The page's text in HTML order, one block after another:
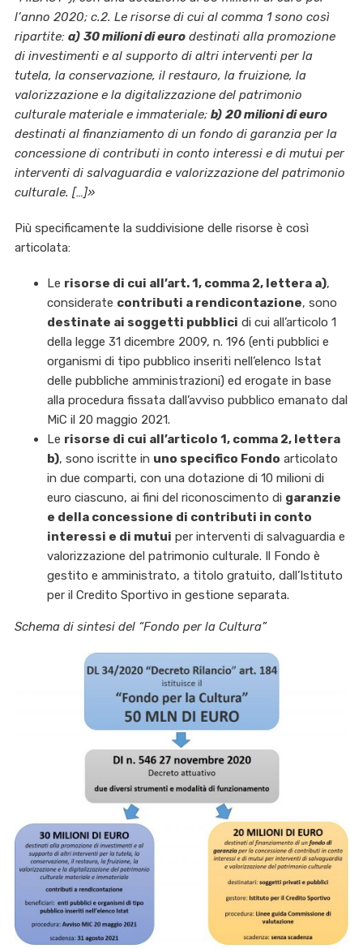
l’anno 2020; c.2. Le risorse di cui al comma 1 sono così
ripartite: a) 30 milioni di eurodestinati alla promozione
di investimenti e al supporto di altri interventi per la
tutela, la conservazione, il restauro, la fruizione, la
valorizzazione e la digitalizzazione del patrimonio
culturale materiale e immateriale; b) 20 milioni di euro
destinati al finanziamento di un fondo di garanzia per la
concessione di contributi in conto interessi e di mutui per
interventi di salvaguardia e valorizzazione del patrimonio
culturale. […]»
Più specificamente la suddivisione delle risorse è così
articolata:
Le risorse di cui all’art. 1, comma 2, lettera a),
considerate contributi a rendicontazione, sono
destinate ai soggetti pubblici di cui all’articolo 1
della legge 31 dicembre 2009, n. 196 (enti pubblici e
organismi di tipo pubblico inseriti nell’elenco Istat
delle pubbliche amministrazioni) ed erogate in base
alla procedura fissata dall’avviso pubblico emanato dal
MiC il 20 maggio 2021.
Le risorse di cui all’articolo 1, comma 2, lettera
b), sono iscritte in uno specifico Fondo articolato
in due comparti, con una dotazione di 10 milioni di
euro ciascuno, ai fini del riconoscimento di garanzie
e della concessione di contributi in conto
interessi e di mutui per interventi di salvaguardia e
valorizzazione del patrimonio culturale. Il Fondo è
gestito e amministrato, a titolo gratuito, dall’Istituto
per il Credito Sportivo in gestione separata.
Schema di sintesi del “Fondo per la Cultura”